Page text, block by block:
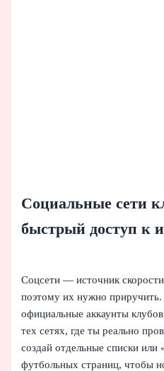
Социальные сети
быстрый доступ к
Соцсети — источник
поэтому их нужно
официальные аккаунты
тех сетях, где ты реально
создай отдельные списки или
футбольных страниц, чтобы